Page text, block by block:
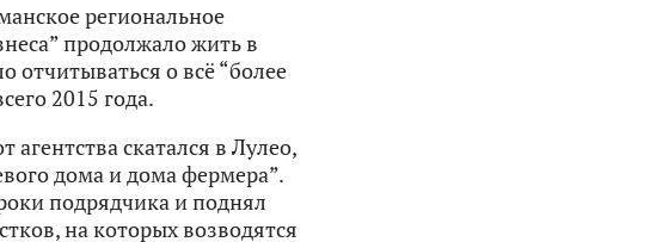
региональное
продолжало жить в
отчитываться о всё “более
2015 года.
скатался в Лулео,
дома и дома фермера”.
подрядчика и поднял
на которых возводятся